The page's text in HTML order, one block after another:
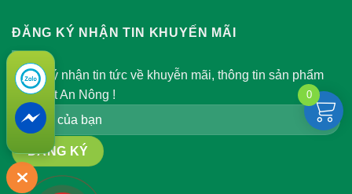
ĐĂNG KÝ NHẬN TIN KHUYẾN MÃI
Đăng ký nhận tin tức về khuyễn mãi, thông tin sản phẩm
của Việt An Nông !
0